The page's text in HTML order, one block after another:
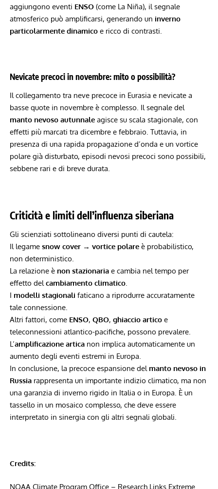
aggiungono eventi ENSO (come La Niña), il segnale
atmosferico può amplificarsi, generando un inverno
particolarmente dinamico e ricco di contrasti.
Nevicate precoci in novembre: mito o possibilità?
Il collegamento tra neve precoce in Eurasia e nevicate a
basse quote in novembre è complesso. Il segnale del
manto nevoso autunnale agisce su scala stagionale, con
effetti più marcati tra dicembre e febbraio. Tuttavia, in
presenza di una rapida propagazione d’onda e un vortice
polare già disturbato, episodi nevosi precoci sono possibili,
sebbene rari e di breve durata.
Criticità e limiti dell’influenza siberiana
Gli scienziati sottolineano diversi punti di cautela:
Il legame snow cover → vortice polare è probabilistico,
non deterministico.
La relazione è non stazionaria e cambia nel tempo per
effetto delcambiamento climatico.
I modelli stagionali faticano a riprodurre accuratamente
tale connessione.
Altri fattori, come ENSO, QBO, ghiaccio artico e
teleconnessioni atlantico-pacifiche, possono prevalere.
L’amplificazione artica non implica automaticamente un
aumento degli eventi estremi in Europa.
In conclusione, la precoce espansione del manto nevoso in
Russia rappresenta un importante indizio climatico, ma non
una garanzia di inverno rigido in Italia o in Europa. È un
tassello in un mosaico complesso, che deve essere
interpretato in sinergia con gli altri segnali globali.
Credits:
NOAA Climate Program Office – Research Links Extreme